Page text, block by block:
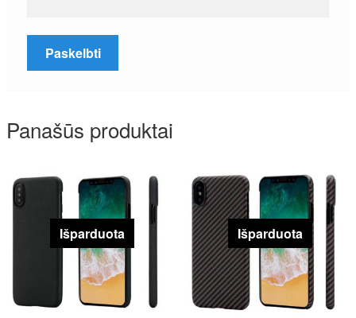
Panašūs produktai
Išparduota Išparduota